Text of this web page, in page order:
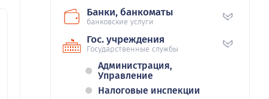
Банки, банкоматы
банковские услуги
Гос. учреждения
Государственные службы
Администрация,
Управление
Налоговые инспекции